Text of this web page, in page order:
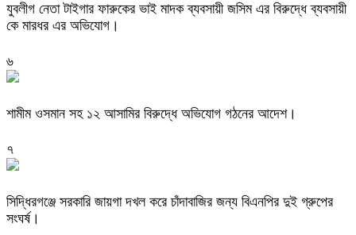
যুবলীগ নেতা টাইগার ফারুকের ভাই মাদক ব্যবসায়ী জসিম এর বিরুদ্ধে ব্যবসায়ী
কে মারধর এর অভিযোগ।
৬
শামীম ওসমান সহ ১২ আসামির বিরুদ্ধে অভিযোগ গঠনের আদেশ।
৭
সিদ্ধিরগঞ্জে সরকারি জায়গা দখল করে চাঁদাবাজির জন্য বিএনপির দুই গ্রুপের
সংঘর্ষ।